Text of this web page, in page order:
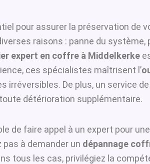
pour assurer la préservation de
raisons : panne du système,
expert en coffre à Middelkerke
ces spécialistes maîtrisent l’
irréversibles. De plus, un service de
détérioration supplémentaire.
de faire appel à un expert pour une
pas à demander un dépannage
tous les cas, privilégiez la